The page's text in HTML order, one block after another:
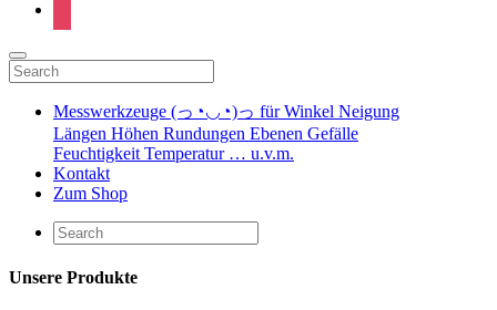
Messwerkzeuge (っ◔◡◔)っ für Winkel Neigung
Längen Höhen Rundungen Ebenen Gefälle
Feuchtigkeit Temperatur … u.v.m.
Kontakt
Zum Shop
Unsere Produkte